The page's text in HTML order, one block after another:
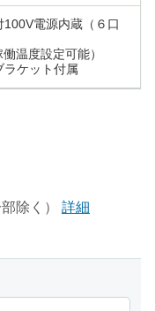
100V電源内蔵（６口
温度設定可能）
ラケット付属
除く）
詳細